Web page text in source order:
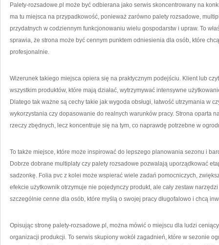
Palety-rozsadowe.pl może być odbierana jako serwis skoncentrowany na
ma tu miejsca na przypadkowość, ponieważ zarówno palety rozsadowe,
przydatnych w codziennym funkcjonowaniu wielu gospodarstw i upraw. To
sprawia, że strona może być cennym punktem odniesienia dla osób, które
profesjonalnie.
Wizerunek takiego miejsca opiera się na praktycznym podejściu. Klient lub
wszystkim produktów, które mają działać, wytrzymywać intensywne
Dlatego tak ważne są cechy takie jak wygoda obsługi, łatwość utrzymania w
wykorzystania czy dopasowanie do realnych warunków pracy. Strona oparta
rzeczy zbędnych, lecz koncentruje się na tym, co naprawdę potrzebne w
To także miejsce, które może inspirować do lepszego planowania sezonu i
Dobrze dobrane multiplaty czy palety rozsadowe pozwalają uporządkować
sadzonkę. Folia pvc z kolei może wspierać wiele zadań pomocniczych,
efekcie użytkownik otrzymuje nie pojedynczy produkt, ale cały zestaw
szczególnie cenne dla osób, które myślą o swojej pracy długofalowo i chcą
Opisując stronę palety-rozsadowe.pl, można mówić o miejscu dla ludzi
organizacji produkcji. To serwis skupiony wokół zagadnień, które w sezonie